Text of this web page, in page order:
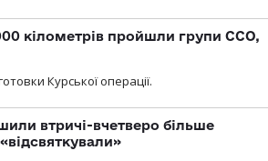
кілометрів пройшли групи ССО,
Курської операції.
втричі-вчетверо більше